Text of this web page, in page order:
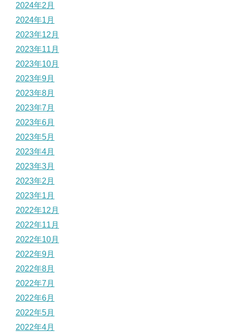
2024年2月
2024年1月
2023年12月
2023年11月
2023年10月
2023年9月
2023年8月
2023年7月
2023年6月
2023年5月
2023年4月
2023年3月
2023年2月
2023年1月
2022年12月
2022年11月
2022年10月
2022年9月
2022年8月
2022年7月
2022年6月
2022年5月
2022年4月